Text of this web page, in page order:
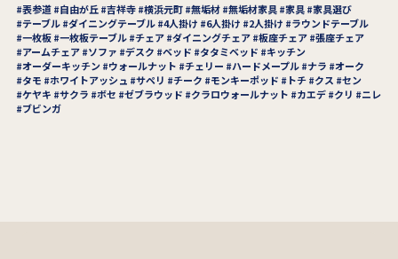
表参道 自由が丘 吉祥寺 横浜元町 無垢材 無垢材家具 家具
家具選び
テーブル ダイニングテーブル 4人掛け 6人掛け 2人掛け
ラウンドテーブル
一枚板 一枚板テーブル チェア ダイニングチェア 板座チェア 張座チェア
アームチェア
ソファ デスク ベッド タタミベッド
キッチン
オーダーキッチン
ウォールナット チェリー ハードメープル ナラ
オーク
タモ
ホワイトアッシュ サペリ チーク モンキーポッド トチ クス
セン
ケヤキ
サクラ ボセ ゼブラウッド クラロウォールナット カエデ クリ
ニレ
ブビンガ